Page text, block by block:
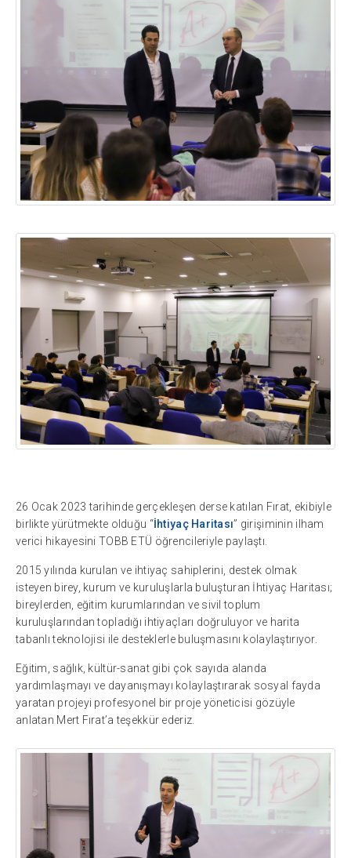
26 Ocak 2023 tarihinde gerçekleşen derse katılan Fırat, ekibiyle
birlikte yürütmekte olduğu “İhtiyaç Haritası” girişiminin ilham
verici hikayesini TOBB ETÜ öğrencileriyle paylaştı.
2015 yılında kurulan ve ihtiyaç sahiplerini, destek olmak
isteyen birey, kurum ve kuruluşlarla buluşturan İhtiyaç Haritası;
bireylerden, eğitim kurumlarından ve sivil toplum
kuruluşlarından topladığı ihtiyaçları doğruluyor ve harita
tabanlı teknolojisi ile desteklerle buluşmasını kolaylaştırıyor.
Eğitim, sağlık, kültür-sanat gibi çok sayıda alanda
yardımlaşmayı ve dayanışmayı kolaylaştırarak sosyal fayda
yaratan projeyi profesyonel bir proje yöneticisi gözüyle
anlatan Mert Fırat’a teşekkür ederiz.